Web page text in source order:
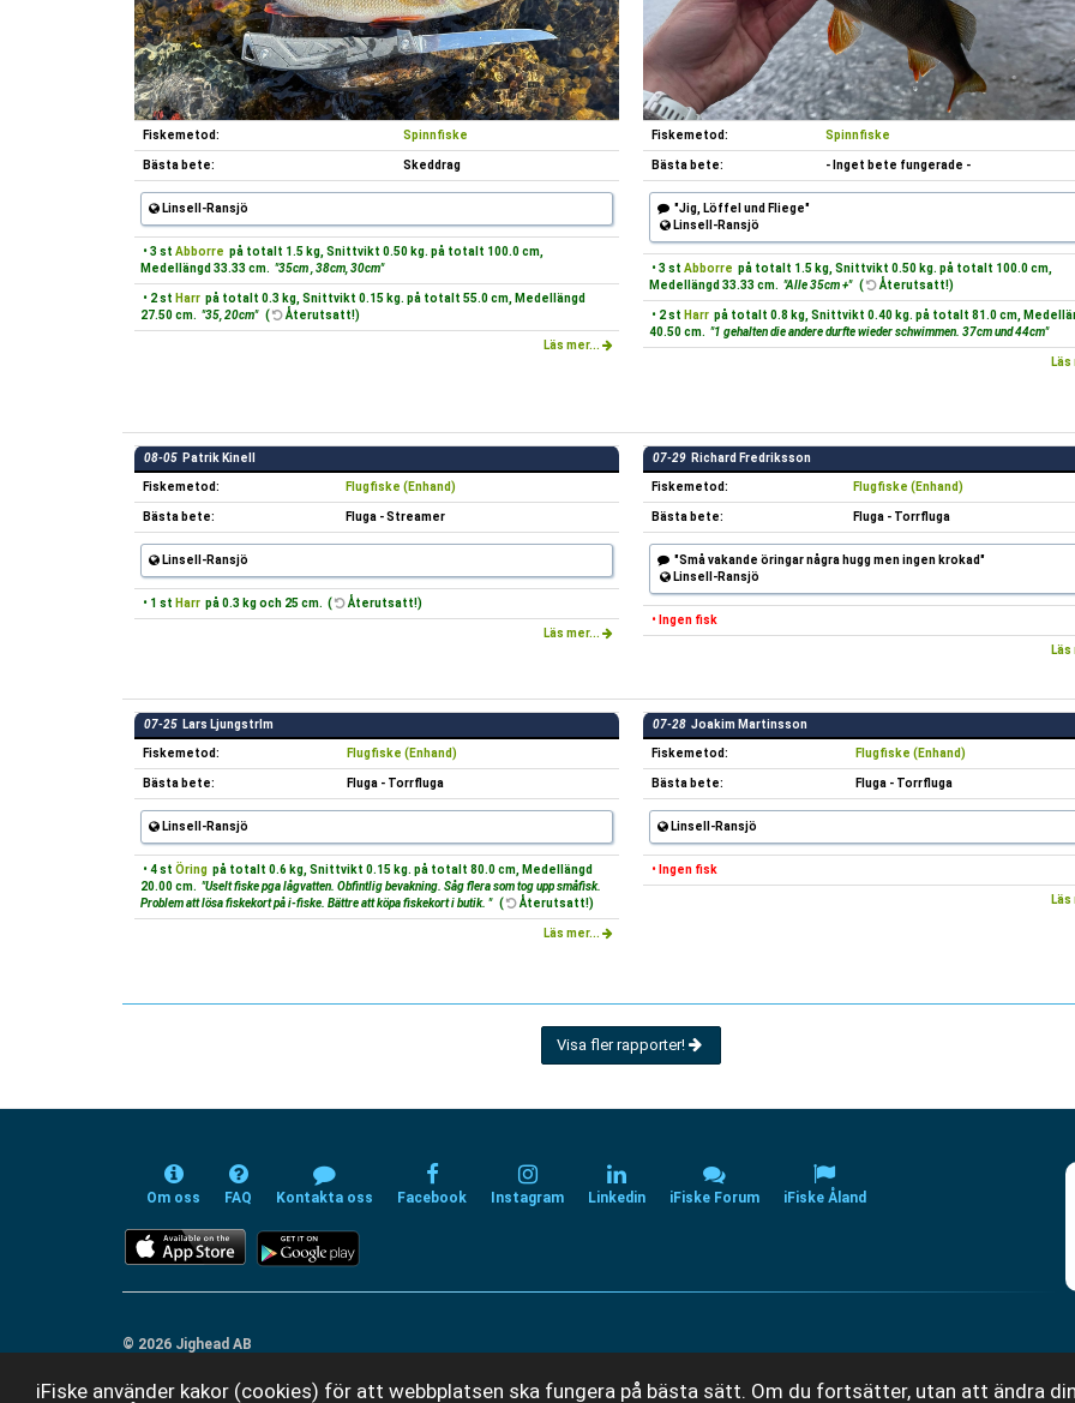
iFiske använder kakor (cookies) för att webbplatsen ska fungera på bästa sätt. Om du fortsätter, utan att ändra
Fiskemetod: Spinnfiske
Bästa bete: Skeddrag
Linsell-Ransjö
• 3 st Abborre på totalt 1.5 kg, Snittvikt 0.50 kg. på totalt 100.0 cm,
Medellängd 33.33 cm. "35cm , 38cm, 30cm"
• 2 st Harr på totalt 0.3 kg, Snittvikt 0.15 kg. på totalt 55.0 cm, Medellängd
27.50 cm. "35, 20cm" ( Återutsatt!)
Läs mer...
Fiskemetod: Spinnfiske
Bästa bete: - Inget bete fungerade -
"Jig, Löffel und Fliege"
Linsell-Ransjö
• 3 st Abborre på totalt 1.5 kg, Snittvikt 0.50 kg. på totalt 100.0 cm,
Medellängd 33.33 cm. "Alle 35cm +" ( Återutsatt!)
• 2 st Harr på totalt 0.8 kg, Snittvikt 0.40 kg. på totalt 81.0 cm,
40.50 cm. "1 gehalten die andere durfte wieder schwimmen. 37cm und 44cm"
08-05 Patrik Kinell
Fiskemetod: Flugfiske (Enhand)
Bästa bete: Fluga - Streamer
Linsell-Ransjö
• 1 st Harr på 0.3 kg och 25 cm. ( Återutsatt!)
Läs mer...
07-29 Richard Fredriksson
Fiskemetod: Flugfiske (Enhand)
Bästa bete: Fluga - Torrfluga
"Små vakande öringar några hugg men ingen krokad"
Linsell-Ransjö
• Ingen fisk
07-25 Lars Ljungstrlm
Fiskemetod: Flugfiske (Enhand)
Bästa bete: Fluga - Torrfluga
Linsell-Ransjö
• 4 st Öring på totalt 0.6 kg, Snittvikt 0.15 kg. på totalt 80.0 cm, Medellängd
20.00 cm. "Uselt fiske pga lågvatten. Obfintlig bevakning. Såg flera som tog upp småfisk.
Problem att lösa fiskekort på i-fiske. Bättre att köpa fiskekort i butik. " ( Återutsatt!)
Läs mer...
07-28 Joakim Martinsson
Fiskemetod: Flugfiske (Enhand)
Bästa bete: Fluga - Torrfluga
Linsell-Ransjö
• Ingen fisk
Visa fler rapporter!
Om oss FAQ Kontakta oss Facebook Instagram Linkedin iFiske Forum iFiske Åland
© 2026 Jighead AB